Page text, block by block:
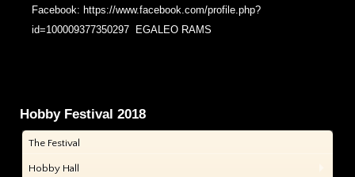
Facebook: https://www.facebook.com/profile.php?
id=100009377350297 EGALEO RAMS
Hobby Festival 2018
The Festival
Hobby Hall